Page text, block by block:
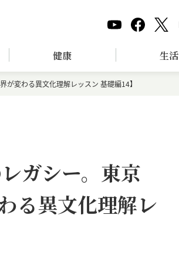
健康 生活
変わる異文化理解レッスン 基礎編14】
ガシー。東京
る異文化理解レ